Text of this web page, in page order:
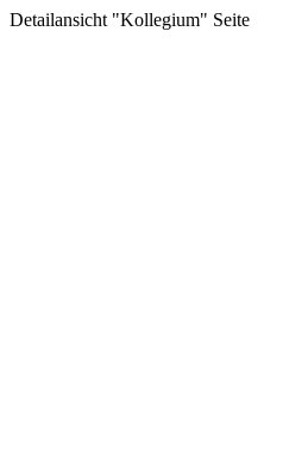
Detailansicht "Kollegium" Seite